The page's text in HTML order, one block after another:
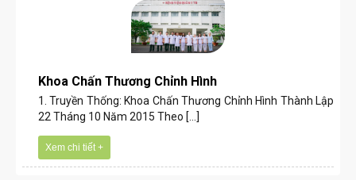
Khoa Chấn Thương Chỉnh Hình
1. Truyền Thống: Khoa Chấn Thương Chỉnh Hình Thành Lập
22 Tháng 10 Năm 2015 Theo [...]
Xem chi tiết +